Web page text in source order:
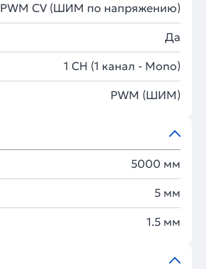
PWM СV (ШИМ по напряжению)
Да
1 CH (1 канал - Mono)
PWM (ШИМ)
5000 мм
5 мм
1.5 мм